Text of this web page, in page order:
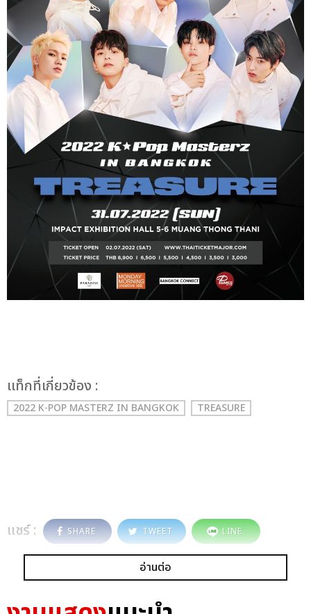
เเท็กที่เกี่ยวข้อง :
2022 K-POP MASTERZ IN BANGKOK TREASURE
แชร์ : SHARE TWEET LINE
อ่านต่อ